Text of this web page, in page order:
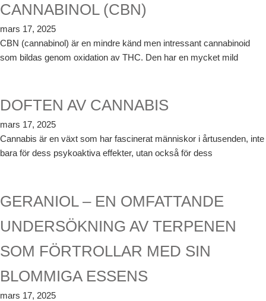
CANNABINOL (CBN)
mars 17, 2025
CBN (cannabinol) är en mindre känd men intressant cannabinoid
som bildas genom oxidation av THC. Den har en mycket mild
DOFTEN AV CANNABIS
mars 17, 2025
Cannabis är en växt som har fascinerat människor i årtusenden, inte
bara för dess psykoaktiva effekter, utan också för dess
GERANIOL – EN OMFATTANDE
UNDERSÖKNING AV TERPENEN
SOM FÖRTROLLAR MED SIN
BLOMMIGA ESSENS
mars 17, 2025